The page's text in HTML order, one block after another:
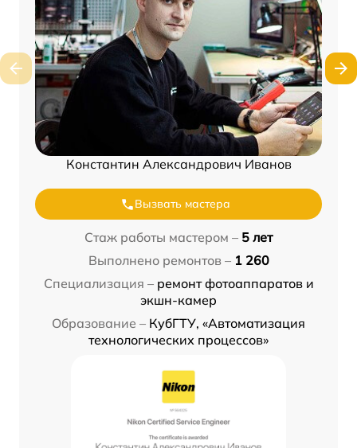
Константин Александрович Иванов
Вызвать мастера
Стаж работы мастером – 5 лет
Выполнено ремонтов – 1 260
Специализация – ремонт фотоаппаратов и
экшн-камер
Образование – КубГТУ, «Автоматизация
технологических процессов»